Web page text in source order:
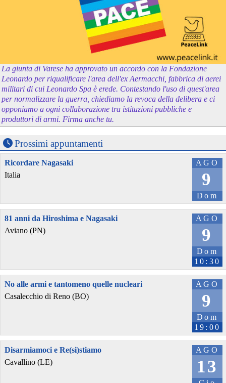
La giunta di Varese ha approvato un accordo con la Fondazione
Leonardo per riqualificare l'area dell'ex Aermacchi, fabbrica di aerei
militari di cui Leonardo Spa è erede. Contestando l'uso di quest'area
per normalizzare la guerra, chiediamo la revoca della delibera e ci
opponiamo a ogni collaborazione tra istituzioni pubbliche e
produttori di armi. Firma anche tu.
Prossimi appuntamenti
AGO
9
Dom
Ricordare Nagasaki
Italia
AGO
9
Dom
10:30
81 anni da Hiroshima e Nagasaki
Aviano (PN)
AGO
9
Dom
19:00
No alle armi e tantomeno quelle nucleari
Casalecchio di Reno (BO)
AGO
13
Disarmiamoci e Re(si)stiamo
Cavallino (LE)